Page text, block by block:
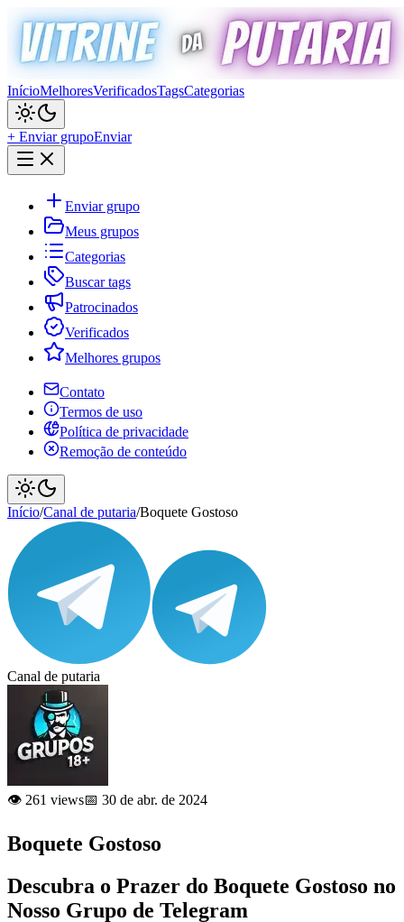
InícioMelhoresVerificadosTagsCategorias
+ Enviar grupoEnviar
Enviar grupo
Meus grupos
Categorias
Buscar tags
Patrocinados
Verificados
Melhores grupos
Contato
Termos de uso
Política de privacidade
Remoção de conteúdo
Início/Canal de putaria/Boquete Gostoso
Canal de putaria
👁️ 261 views📅 30 de abr. de 2024
Boquete Gostoso
Descubra o Prazer do Boquete Gostoso no
Nosso Grupo de Telegram